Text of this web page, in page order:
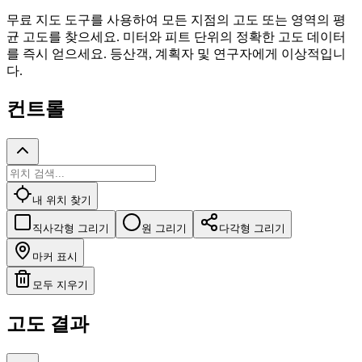
무료 지도 도구를 사용하여 모든 지점의 고도 또는 영역의 평
균 고도를 찾으세요. 미터와 피트 단위의 정확한 고도 데이터
를 즉시 얻으세요. 등산객, 계획자 및 연구자에게 이상적입니
다.
컨트롤
내 위치 찾기
직사각형 그리기 원 그리기 다각형 그리기
마커 표시
모두 지우기
고도 결과